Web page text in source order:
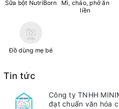
Sữa bột NutriBorn
Mì, cháo, phở ăn
liền
Đồ dùng mẹ bé
Tin tức
Công ty TNHH
đạt chuẩn văn hóa